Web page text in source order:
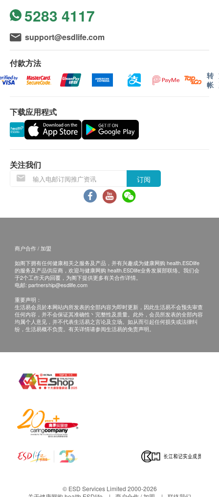
卡路里吸收建议
肝功能
总蛋白质
谷丙转氨酶
谷草转氨酶
白蛋白
白蛋白球蛋白比例
总胆红素
直接胆红素
穀草先转太酵素
总碱性磷酸酶
钾
氯化物
二氧化碳
甲状腺素
血液检查
血色素
单核细胞
嗜酸性粒细胞
血液红血球
红血球压积量
红血球平均容量
红血球平均红蛋白量
红血球平均红蛋白
中性粒细胞
疾病，过度运动致肌肉拉伤，亦会致其指数升高。
注意事项
身体成份分析仪不适用于以下人仕：
任何人已植入金属材料在身体内，如心脏起膊器，
除颤器，人工心瓣等。
骨科手术人士，如装上纲片或螺丝的人士。
正进行箍牙矫齿人士。
B.16歳至未满18岁者：
预先取同意书并由家长或监护人签署妥当，可接受
身份证明文件副本核实无误后可提供服务。
本身体检查计划有效期为12个月，客户必须于12
个月内(由确认付款日期起计)接受有关检查，客户
需提前1个月预约相关检查,逾期作废。
亦会在场解答问题及提供协助。如医生认为不适合注
射疫苗，将取消此计划的服务，全数费用退回。
*疫苗注射均由注册医生/医护人员负责注射程序及此
及六；下午2时至6时)。
只限旺角分店
分店查询。
需另外收取解析报告费，价钱请向美邦查询。
作销毁处理及不会存底，客户如需额外索取报告複
印本 (体检后3个月内)，将收取$150行政费。注
意：複印本报告未必完整。
客人需自行承担邮寄报告之风险。
所有身体检查并非作为医务诊断或治疗用途，如需
撰写医生转介信，将作额外收费，价钱请向美邦查
报告：
进行健康检查后，一般情况下，需大概14个工作天
假期。 轮侯报告讲解时间会因应不同情况 (如个别
化验项目所需时间或客人指明特定时段) 而有所延
长。
如客人选择收电子报告*，报告时间可加快至14个
工作天内出报告(包括超声波及心电图)，但个别报
在收取电子报告后，仍然可以透过电邮内的连结自
5283 4117
support@esdlife.com
付款方法
转
帐
下载应用程式
关注我们
订阅
商户合作 / 加盟
如阁下拥有任何健康相关之服务及产品，并有兴趣成为健康网购 health.ESDlife
的服务及产品供应商，欢迎与健康网购 health.ESDlife业务发展部联络。我们会
于2个工作天内回覆，为阁下提供更多有关合作详情。
电邮: partnership@esdlife.com
重要声明：
生活易会员於本网站内所发表的全部内容为即时更新，因此生活易不会预先审查
任何内容，并不会保证其准确性丶完整性及质量。此外，会员所发表的全部内容
均属个人意见，并不代表生活易之言论及立场。如从而引起任何损失或法律纠
纷，生活易概不负责。有关详情请参阅生活易的免责声明。
© ESD Services Limited 2000-2026